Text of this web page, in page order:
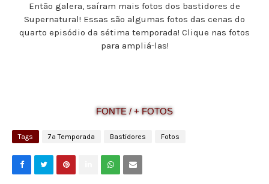
Então galera, saíram mais fotos dos bastidores de
Supernatural! Essas são algumas fotos das cenas do
quarto episódio da sétima temporada! Clique nas fotos
para ampliá-las!
FONTE / + FOTOS
Tags 7ª Temporada Bastidores Fotos